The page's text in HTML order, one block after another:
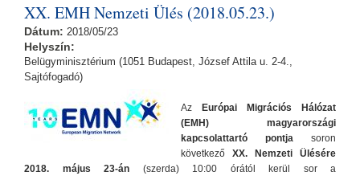
XX. EMH Nemzeti Ülés (2018.05.23.)
Dátum: 2018/05/23
Helyszín:
Belügyminisztérium (1051 Budapest, József Attila u. 2-4.,
Sajtófogadó)
Az
Európai Migrációs Hálózat
(EMH) magyarországi
kapcsolattartó pontja soron
következő XX. Nemzeti Ülésére
2018. május 23-án (szerda) 10:00 órától kerül sor a